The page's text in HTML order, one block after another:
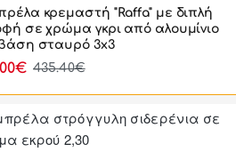
κρεμαστή "Raffa" με διπλή
σε χρώμα γκρι από αλουμίνιο
σταυρό 3x3
435.40€